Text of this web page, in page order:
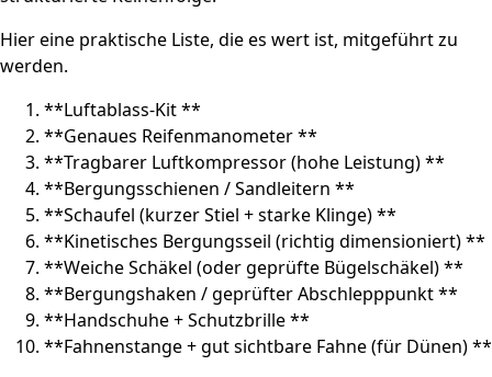
Hier eine praktische Liste, die es wert ist, mitgeführt zu
werden.
**Luftablass‑Kit **
**Genaues Reifenmanometer **
**Tragbarer Luftkompressor (hohe Leistung) **
**Bergungsschienen / Sandleitern **
**Schaufel (kurzer Stiel + starke Klinge) **
**Kinetisches Bergungsseil (richtig dimensioniert) **
**Weiche Schäkel (oder geprüfte Bügelschäkel) **
**Bergungshaken / geprüfter Abschlepppunkt **
**Handschuhe + Schutzbrille **
**Fahnenstange + gut sichtbare Fahne (für Dünen) **